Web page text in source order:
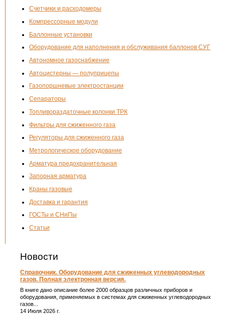
Счетчики и расходомеры
Компрессорные модули
Баллонные установки
Оборудование для наполнения и обслуживания баллонов СУГ
Автономное газоснабжение
Автоцистерны — полуприцепы
Газопоршневые электростанции
Сепараторы
Топливораздаточные колонки ТРК
Фильтры для сжиженного газа
Регуляторы для сжиженного газа
Метрологическое оборудование
Арматура предохранительная
Запорная арматура
Краны газовые
Доставка и гарантия
ГОСТы и СНиПы
Статьи
Новости
Справочник. Оборудование для сжиженных углеводородных
газов. Полная электронная версия.
В книге дано описание более 2000 образцов различных приборов и
оборудования, применяемых в системах для сжиженных углеводородных
газов...
14 Июля 2026 г.